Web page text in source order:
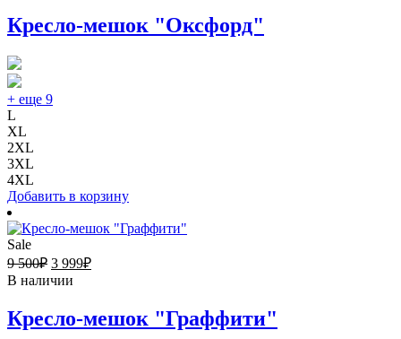
Кресло-мешок "Оксфорд"
+ еще 9
L
XL
2XL
3XL
4XL
Добавить в корзину
Sale
9 500₽ 3 999₽
В наличии
Кресло-мешок "Граффити"